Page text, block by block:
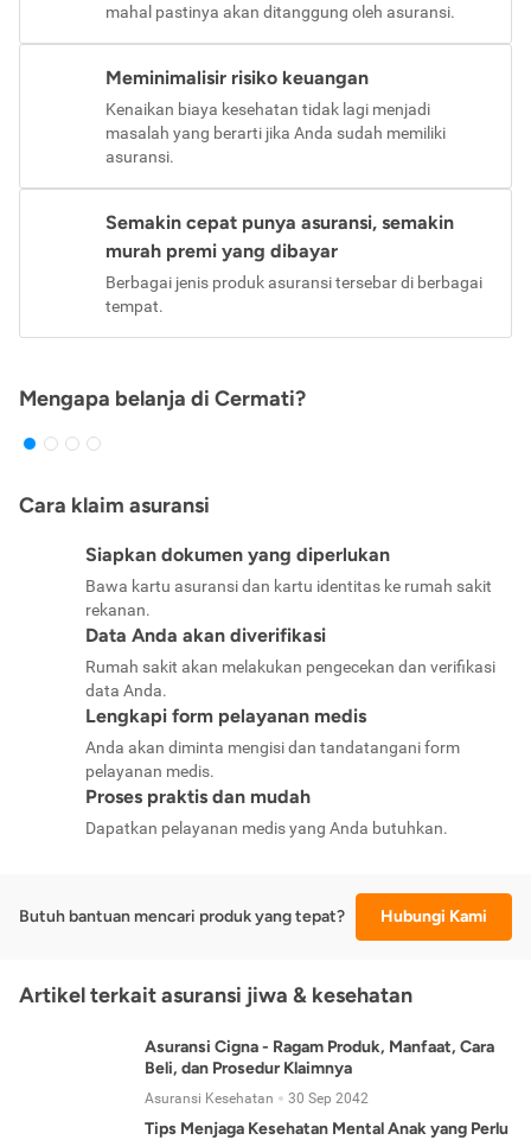
mahal pastinya akan ditanggung oleh asuransi.
Meminimalisir risiko keuangan
Kenaikan biaya kesehatan tidak lagi menjadi
masalah yang berarti jika Anda sudah memiliki
asuransi.
Semakin cepat punya asuransi, semakin
murah premi yang dibayar
Berbagai jenis produk asuransi tersebar di berbagai
tempat.
Mengapa belanja di Cermati?
Cara klaim asuransi
Siapkan dokumen yang diperlukan
Bawa kartu asuransi dan kartu identitas ke rumah sakit
rekanan.
Data Anda akan diverifikasi
Rumah sakit akan melakukan pengecekan dan verifikasi
data Anda.
Lengkapi form pelayanan medis
Anda akan diminta mengisi dan tandatangani form
pelayanan medis.
Proses praktis dan mudah
Dapatkan pelayanan medis yang Anda butuhkan.
Butuh bantuan mencari produk yang tepat? Hubungi Kami
Artikel terkait asuransi jiwa & kesehatan
Asuransi Cigna - Ragam Produk, Manfaat, Cara
Beli, dan Prosedur Klaimnya
Asuransi Kesehatan 30 Sep 2042
Tips Menjaga Kesehatan Mental Anak yang Perlu